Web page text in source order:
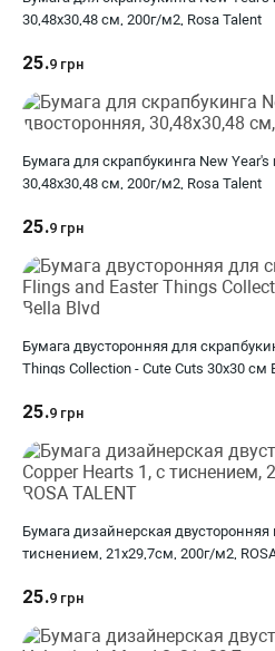
30,48х30,48 см, 200г/м2, Rosa Talent
25.9 грн
Бумага для скрапбукинга New
30,48х30,48 см, 200г/м2, Rosa Talent
25.9 грн
Бумага двусторонняя для
Things Collection - Cute Cuts 30х30 см
25.9 грн
Бумага дизайнерская двусторонняя
тиснением, 21х29,7см, 200г/м2,
25.9 грн